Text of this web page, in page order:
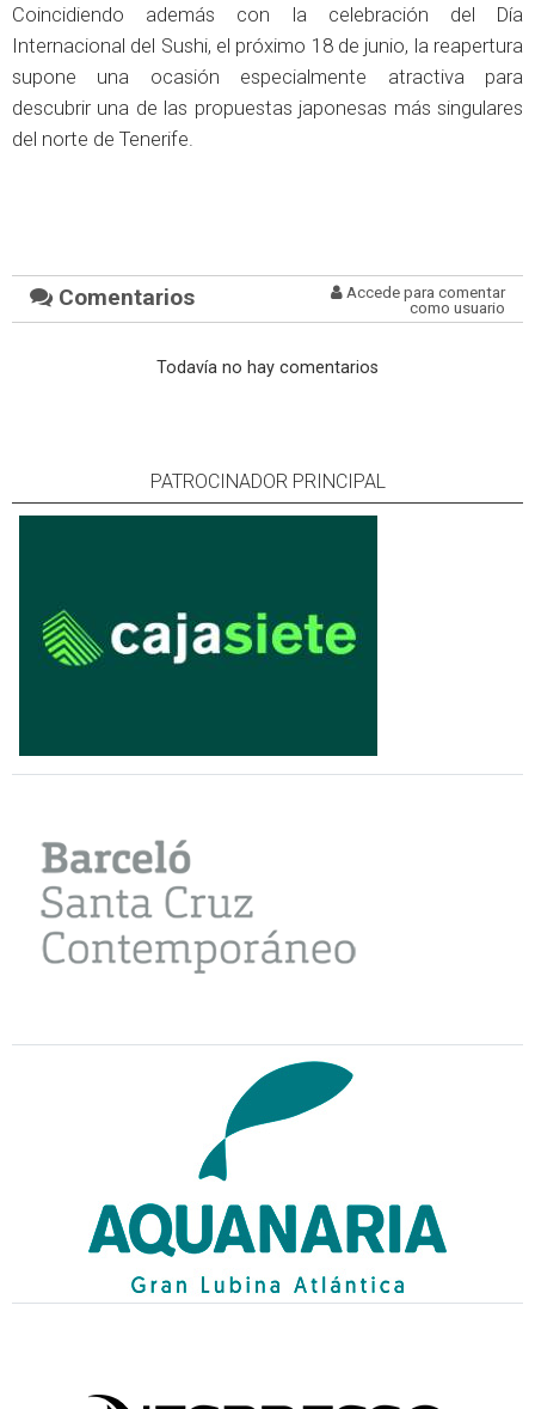
Coincidiendo además con la celebración del Día
Internacional del Sushi, el próximo 18 de junio, la reapertura
supone una ocasión especialmente atractiva para
descubrir una de las propuestas japonesas más singulares
del norte de Tenerife.
Comentarios
Accede para comentar
como usuario
Todavía no hay comentarios
PATROCINADOR PRINCIPAL